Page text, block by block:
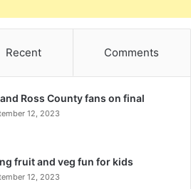
Recent Comments
Ross County fans on final
12, 2023
fruit and veg fun for kids
12, 2023